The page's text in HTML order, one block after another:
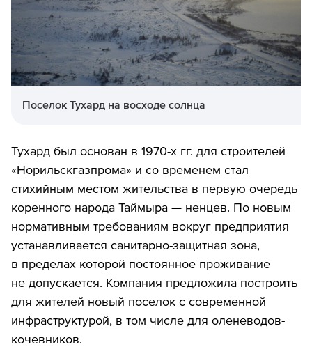
Поселок Тухард на восходе солнца
Тухард был основан в 1970-х гг. для строителей
«Норильскгазпрома» и со временем стал
стихийным местом жительства в первую очередь
коренного народа Таймыра — ненцев. По новым
нормативным требованиям вокруг предприятия
устанавливается санитарно-защитная зона,
в пределах которой постоянное проживание
не допускается. Компания предложила построить
для жителей новый поселок с современной
инфраструктурой, в том числе для оленеводов-
кочевников.